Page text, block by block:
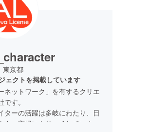
東京都
ェクトを掲載しています
ネットワーク」を有するクリエ
す。
ターの活躍は多岐にわたり、日
ー市場にもリーチしていま